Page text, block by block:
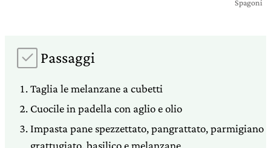
Spagoni
Passaggi
Taglia le melanzane a cubetti
Cuocile in padella con aglio e olio
Impasta pane spezzettato, pangrattato, parmigiano
grattugiato, basilico e melanzane